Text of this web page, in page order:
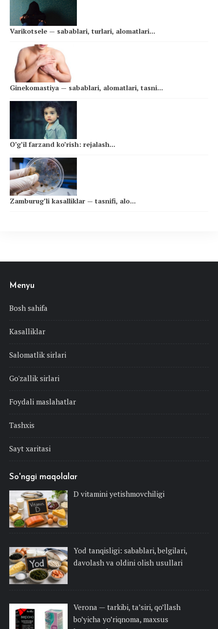
Varikotsele — sabablari, turlari, alomatlari...
Ginekomastiya — sabablari, alomatlari, tasni...
O’g’il farzand ko’rish: rejalash...
Zamburug’li kasalliklar — tasnifi, alo...
Menyu
Bosh sahifa
Kasalliklar
Salomatlik sirlari
Go'zallik sirlari
Foydali maslahatlar
Tashxis
Sayt xaritasi
So'nggi maqolalar
D vitamini yetishmovchiligi
Yod tanqisligi: sabablari, belgilari,
davolash va oldini olish usullari
Verona — tarkibi, ta’siri, qo’llash
bo’yicha yo’riqnoma, maxsus